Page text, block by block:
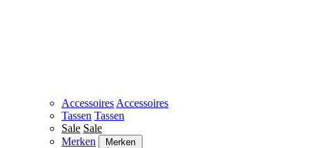
Accessoires Accessoires
Tassen Tassen
Sale Sale
Merken
Merken